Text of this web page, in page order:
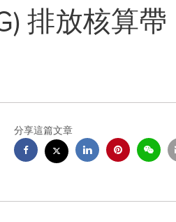
排放核算帶
分享這篇文章